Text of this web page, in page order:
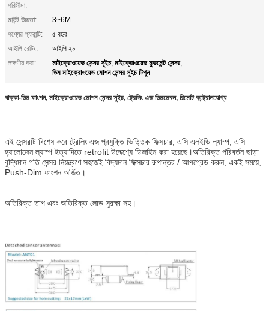
পরিসীমা:
মাউন্ট উচ্চতা:
3~6M
পণ্যের গ্যারান্টি:
৫ বছর
আইপি রেটিং:
আইপি ২০
লক্ষণীয় করা:
মাইক্রোওয়েভ সেন্সর সুইচ, মাইক্রোওয়েভ মুভমেন্ট সেন্সর,
ডিম মাইক্রোওয়েভ মোশন সেন্সর সুইচ টিপুন
ধাক্কা-ডিম ফাংশন, মাইক্রোওয়েভ মোশন সেন্সর সুইচ, ট্রেলিং এজ ডিমমেবল, রিমোট কন্ট্রোলযোগ্য
এই সেন্সরটি বিশেষ করে ট্রেলিং এজ প্রযুক্তি ভিত্তিক ফিক্সচার, এসি এলইডি ল্যাম্প, এসি
হ্যালোজেন ল্যাম্প ইত্যাদিতে retrofit উদ্দেশ্যে ডিজাইন করা হয়েছে।অতিরিক্ত পরিবর্তন ছাড়া
বুদ্ধিমান গতি সেন্সর নিয়ন্ত্রণে সহজেই বিদ্যমান ফিক্সচার রূপান্তর / আপগ্রেড করুন, একই সময়ে,
Push-Dim ফাংশন অর্জিত।
অতিরিক্ত তাপ এবং অতিরিক্ত লোড সুরক্ষা সহ।